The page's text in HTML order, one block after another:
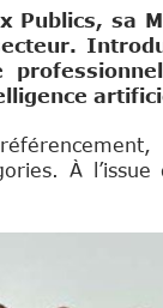
Publics, sa
À